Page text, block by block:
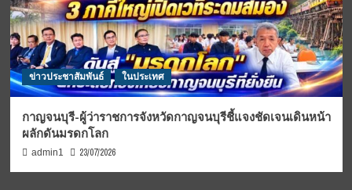
ข่าวประชาสัมพันธ์ ในประเทศ
กาญจนบุรี-ผู้ว่าราชการจังหวัดกาญจนบุรีชี้แจงชัดเจนเดินหน้า
ผลักดันมรดกโลก
admin1 23/07/2026